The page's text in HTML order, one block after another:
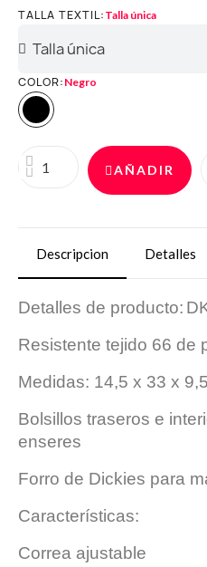
TALLA TEXTIL Talla única
COLOR Negro
AÑADIR
Descripcion Detalles
Detalles de producto:
Resistente tejido 66 de
Medidas: 14,5 x 33 x
Bolsillos traseros e
enseres
Forro de Dickies para
Características:
Correa ajustable